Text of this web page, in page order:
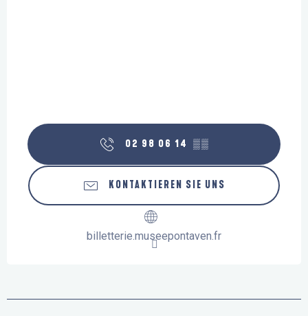
02 98 06 14 ▒▒
KONTAKTIEREN SIE UNS
billetterie.museepontaven.fr